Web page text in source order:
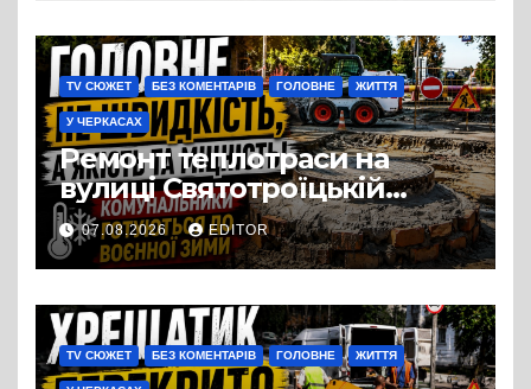
TV СЮЖЕТ БЕЗ КОМЕНТАРІВ ГОЛОВНЕ ЖИТТЯ
У ЧЕРКАСАХ
Ремонт теплотраси на
вулиці Святотроїцькій
затягнувся порівняно із
запланованими термінами.
Вулицю досі не відкрили
для руху
07.08.2026 EDITOR
TV СЮЖЕТ БЕЗ КОМЕНТАРІВ ГОЛОВНЕ ЖИТТЯ